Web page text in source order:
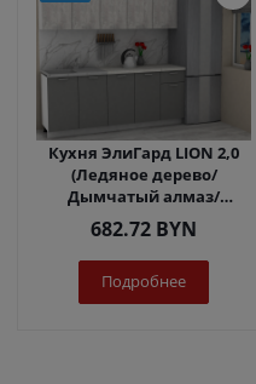
Кухня ЭлиГард LION 2,0
(Ледяное дерево/
Дымчатый алмаз/
Королевский опал)
682.72 BYN
Подробнее